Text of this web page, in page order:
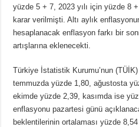
yüzde 5 + 7, 2023 yılı için yüzde 8
karar verilmişti. Altı aylık
hesaplanacak enflasyon farkı bir
artışlarına eklenecekti.
Türkiye İstatistik Kurumu’nun
temmuzda yüzde 1,80, ağustosta
ekimde yüzde 2,39, kasımda ise
enflasyonu pazartesi günü
beklentilerinin ortalaması yüzde 8,54